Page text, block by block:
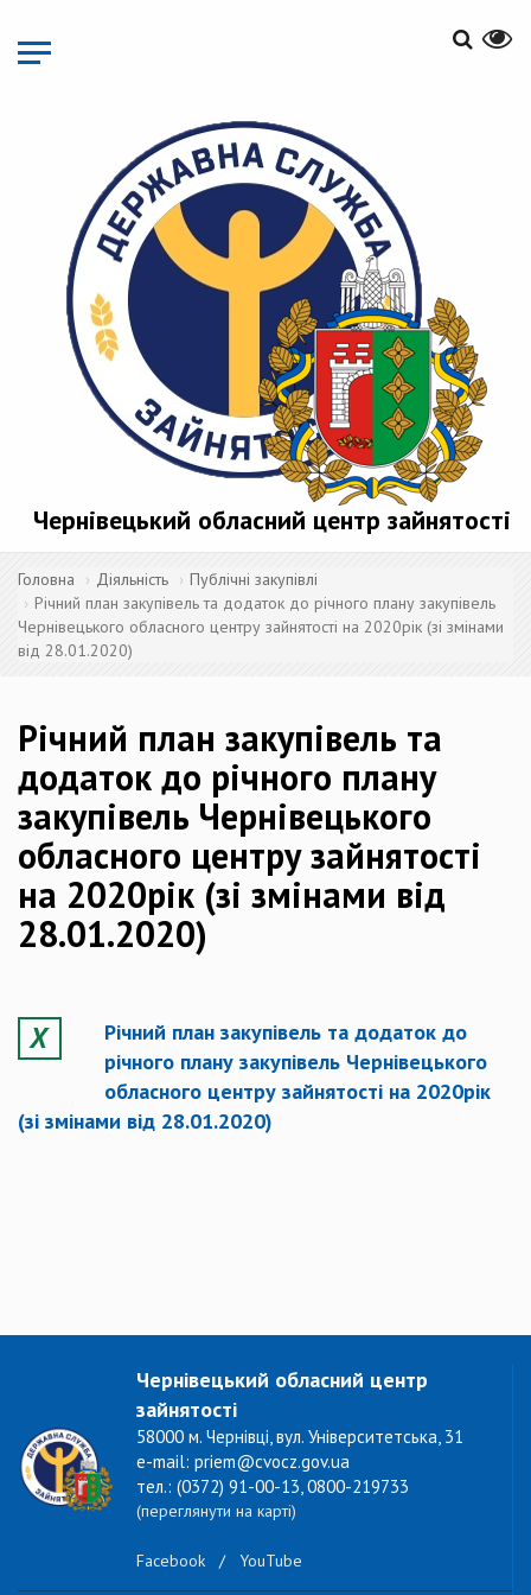
основного
матеріалу
Чернівецький обласний центр зайнятості
Головна Діяльність
Публічні закупівлі
Річний план закупівель та додаток до річного плану закупівель
Чернівецького обласного центру зайнятості на 2020рік (зі змінами
від 28.01.2020)
Річний план закупівель та
додаток до річного плану
закупівель Чернівецького
обласного центру зайнятості
на 2020рік (зі змінами від
28.01.2020)
Річний план закупівель та додаток до
річного плану закупівель Чернівецького
обласного центру зайнятості на 2020рік
(зі змінами від 28.01.2020)
Чернівецький обласний центр
зайнятості
58000 м. Чернівці, вул. Університетська, 31
e-mail: priem@cvocz.gov.ua
тел.: (0372) 91-00-13, 0800-219733
(переглянути на карті)
Facebook / YouTube